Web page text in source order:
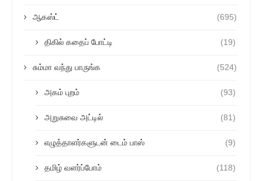
ஆகஸ்ட் (695)
திகில் கதைப் போட்டி (19)
சும்மா வந்து பாருங்க (524)
அகம் புறம் (93)
அறுசுவை அட்டில் (81)
எழுத்தாளர்களுடன் டைம் பாஸ் (9)
தமிழ் வளர்ப்போம் (118)